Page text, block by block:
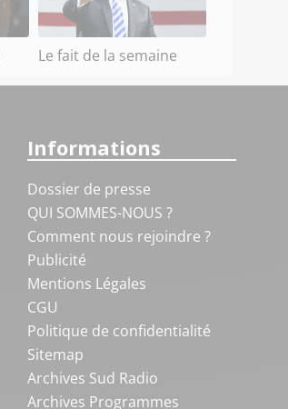
Le fait de la semaine
Informations
Dossier de presse
QUI SOMMES-NOUS ?
Comment nous rejoindre ?
Publicité
Mentions Légales
CGU
Politique de confidentialité
Sitemap
Archives Sud Radio
Archives Programmes